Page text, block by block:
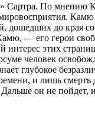
Сартра. По мнению
дошедших до края
— его герои
этих
человек
глубокое
и лишь смерть
он не пойдет,